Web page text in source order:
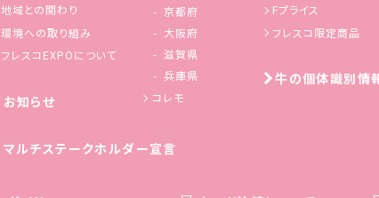
地域との関わり
環境への取り組み
フレスコEXPOについて
お知らせ
マルチステークホルダー宣言
京都府
大阪府
滋賀県
兵庫県
コレモ
Fプライス
フレスコ限定商品
牛の個体識別情